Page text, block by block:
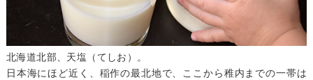
北海道北部、天塩（てしお）。
日本海にほど近く、稲作の最北地で、ここから稚内までの一帯は